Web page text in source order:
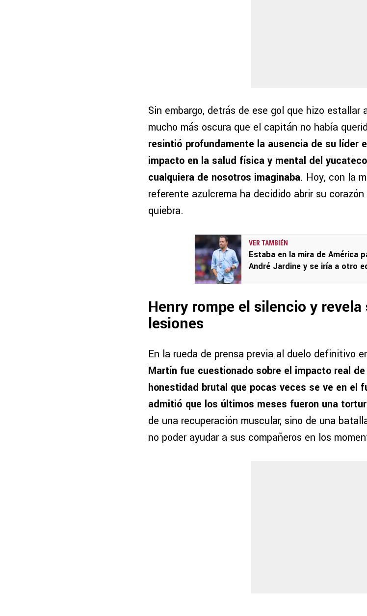
Sin embargo, detrás de ese gol que hizo estallar
mucho más oscura que el capitán no había
resintió profundamente la ausencia de su líder
impacto en la salud física y mental del
cualquiera de nosotros imaginaba. Hoy, con la
referente azulcrema ha decidido abrir su
quiebra.
VER TAMBIÉN
Estaba en la mira de América
André Jardine y se iría a otro
Henry rompe el silencio y
lesiones
En la rueda de prensa previa al duelo definitivo
Martín fue cuestionado sobre el impacto real
honestidad brutal que pocas veces se ve en el
admitió que los últimos meses fueron una
de una recuperación muscular, sino de una
no poder ayudar a sus compañeros en los